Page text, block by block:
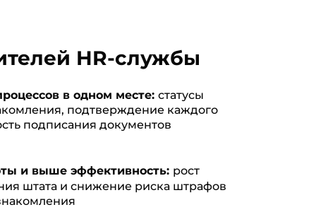
HR-службы
в одном месте: статусы
подтверждение каждого
подписания документов
и выше эффективность: рост
штата и снижение риска штрафов